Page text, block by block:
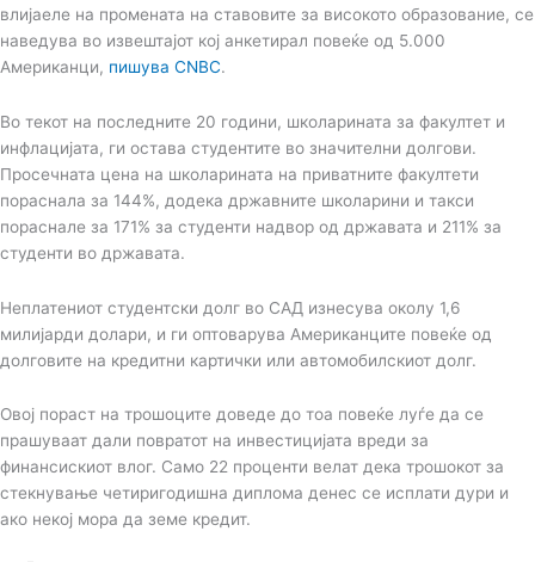
влијаеле на промената на ставовите за високото образование, се
наведува во извештајот кој анкетирал повеќе од 5.000
Американци, пишува CNBC.
Во текот на последните 20 години, школарината за факултет и
инфлацијата, ги остава студентите во значителни долгови.
Просечната цена на школарината на приватните факултети
пораснала за 144%, додека државните школарини и такси
пораснале за 171% за студенти надвор од државата и 211% за
студенти во државата.
Неплатениот студентски долг во САД изнесува околу 1,6
милијарди долари, и ги оптоварува Американците повеќе од
долговите на кредитни картички или автомобилскиот долг.
Овој пораст на трошоците доведе до тоа повеќе луѓе да се
прашуваат дали повратот на инвестицијата вреди за
финансискиот влог. Само 22 проценти велат дека трошокот за
стекнување четиригодишна диплома денес се исплати дури и
ако некој мора да земе кредит.